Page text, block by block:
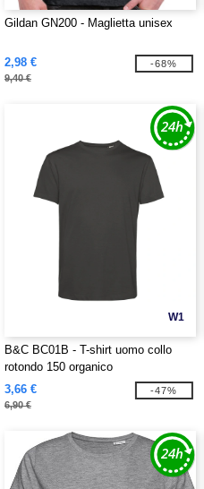
Gildan GN200 - Maglietta unisex
2,98 €
9,40 €
-68%
W1
B&C BC01B - T-shirt uomo collo
rotondo 150 organico
3,66 €
6,90 €
-47%